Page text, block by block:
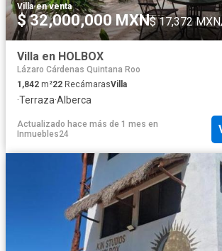
Villa·en venta
$ 32,000,000 MXN$ 17,372
Villa en HOLBOX
Lázaro Cárdenas Quintana Roo
1,842 m²22 RecámarasVilla
·Terraza·Alberca
Actualizado hace más de 1 mes en
Inmuebles24